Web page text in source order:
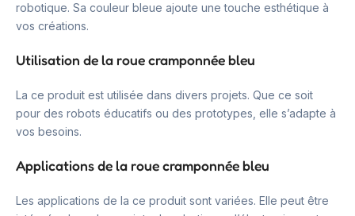
robotique. Sa couleur bleue ajoute une touche esthétique à
vos créations.
Utilisation de la roue cramponnée bleu
La ce produit est utilisée dans divers projets. Que ce soit
pour des robots éducatifs ou des prototypes, elle s’adapte à
vos besoins.
Applications de la roue cramponnée bleu
Les applications de la ce produit sont variées. Elle peut être